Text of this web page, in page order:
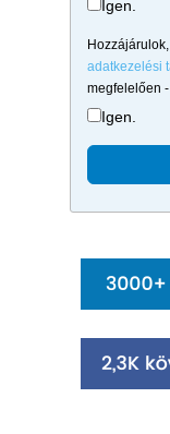
Igen.
adatkezelési
megfelelően
Igen.